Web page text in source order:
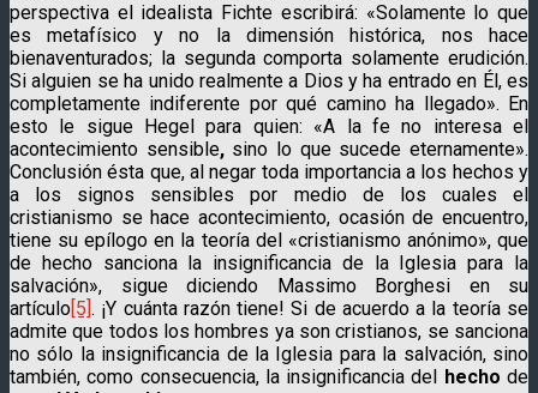
perspectiva el idealista Fichte escribirá: «Solamente lo que
es metafísico y no la dimensión histórica, nos hace
bienaventurados; la segunda comporta solamente erudición.
Si alguien se ha unido realmente a Dios y ha entrado en Él, es
completamente indiferente por qué camino ha llegado». En
esto le sigue Hegel para quien: «A la fe no interesa el
acontecimiento sensible,sino lo que sucede eternamente».
Conclusión ésta que, al negar toda importancia a los hechos y
a los signos sensibles por medio de los cuales el
cristianismo se hace acontecimiento, ocasión de encuentro,
tiene su epílogo en la teoría del «cristianismo anónimo», que
de hecho sanciona la insignificancia de la Iglesia para la
salvación», sigue diciendo Massimo Borghesi en su
artículo[5]. ¡Y cuánta razón tiene! Si de acuerdo a la teoría se
admite que todos los hombres ya son cristianos, se sanciona
no sólo la insignificancia de la Iglesia para la salvación, sino
también, como consecuencia, la insignificancia del hecho de